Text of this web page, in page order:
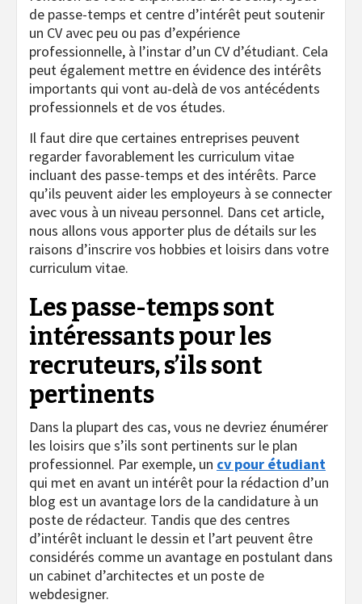
de passe-temps et centre d’intérêt peut soutenir
un CV avec peu ou pas d’expérience
professionnelle, à l’instar d’un CV d’étudiant. Cela
peut également mettre en évidence des intérêts
importants qui vont au-delà de vos antécédents
professionnels et de vos études.
Il faut dire que certaines entreprises peuvent
regarder favorablement les curriculum vitae
incluant des passe-temps et des intérêts. Parce
qu’ils peuvent aider les employeurs à se connecter
avec vous à un niveau personnel. Dans cet article,
nous allons vous apporter plus de détails sur les
raisons d’inscrire vos hobbies et loisirs dans votre
curriculum vitae.
Les passe-temps sont
intéressants pour les
recruteurs, s’ils sont
pertinents
Dans la plupart des cas, vous ne devriez énumérer
les loisirs que s’ils sont pertinents sur le plan
professionnel. Par exemple, un cv pour étudiant
qui met en avant un intérêt pour la rédaction d’un
blog est un avantage lors de la candidature à un
poste de rédacteur. Tandis que des centres
d’intérêt incluant le dessin et l’art peuvent être
considérés comme un avantage en postulant dans
un cabinet d’architectes et un poste de
webdesigner.